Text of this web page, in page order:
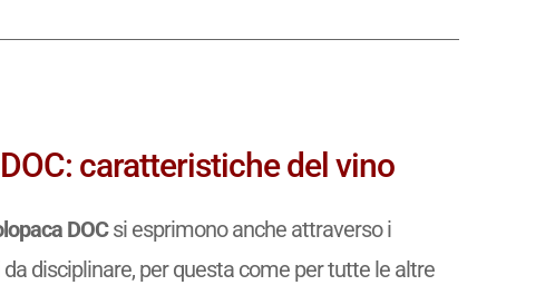
caratteristiche del vino
DOCsi esprimono anche attraverso i
disciplinare, per questa come per tutte le altre